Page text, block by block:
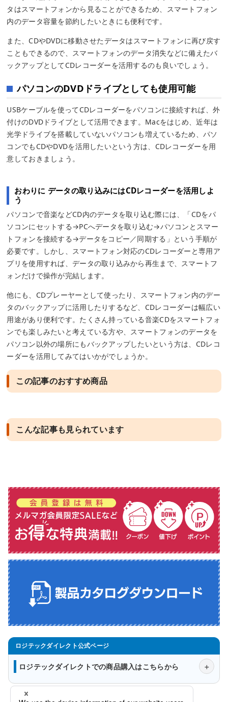
タはスマートフォンから見ることができるため、スマートフォン
内のデータ容量を節約したいときにも便利です。
また、CDやDVDに移動させたデータはスマートフォンに再び戻す
こともできるので、スマートフォンのデータ消失などに備えたバ
ックアップとしてCDレコーダーを活用するのも良いでしょう。
パソコンのDVDドライブとしても使用可能
USBケーブルを使ってCDレコーダーをパソコンに接続すれば、外
付けのDVDドライブとして活用できます。Macをはじめ、近年は
光学ドライブを搭載していないパソコンも増えているため、パソ
コンでもCDやDVDを活用したいという方は、CDレコーダーを用
意しておきましょう。
おわりに データの取り込みにはCDレコーダーを活用しよ
う
パソコンで音楽などCD内のデータを取り込む際には、「CDをパ
ソコンにセットする→PCへデータを取り込む→パソコンとスマー
トフォンを接続する→データをコピー／同期する」という手順が
必要です。しかし、スマートフォン対応のCDレコーダーと専用ア
プリを使用すれば、データの取り込みから再生まで、スマートフ
ォンだけで操作が完結します。
他にも、CDプレーヤーとして使ったり、スマートフォン内のデー
タのバックアップに活用したりするなど、CDレコーダーは幅広い
用途があり便利です。たくさん持っている音楽CDをスマートフォ
ンでも楽しみたいと考えている方や、スマートフォンのデータを
パソコン以外の場所にもバックアップしたいという方は、CDレコ
ーダーを活用してみてはいかがでしょうか。
この記事のおすすめ商品
こんな記事も見られています
ロジテックダイレクトでの商品購入はこちらから